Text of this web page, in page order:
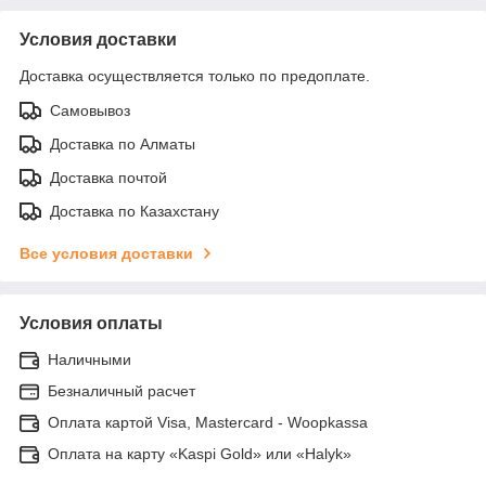
Условия доставки
Доставка осуществляется только по предоплате.
Самовывоз
Доставка по Алматы
Доставка почтой
Доставка по Казахстану
Все условия доставки
Условия оплаты
Наличными
Безналичный расчет
Оплата картой Visa, Mastercard - Woopkassa
Оплата на карту «Kaspi Gold» или «Halyk»